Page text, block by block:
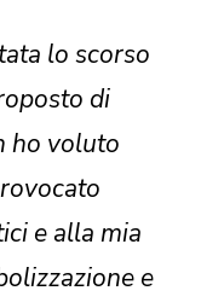
lo scorso
di
ho voluto
e alla mia
e